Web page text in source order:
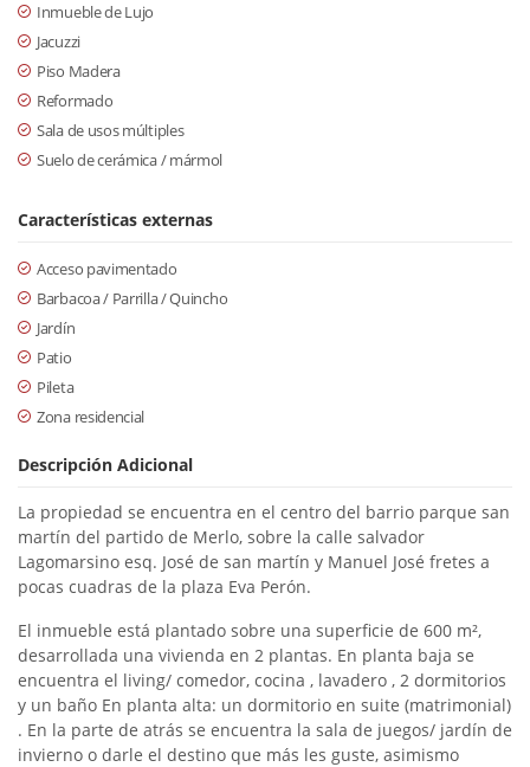
Inmueble de Lujo
Jacuzzi
Piso Madera
Reformado
Sala de usos múltiples
Suelo de cerámica / mármol
Características externas
Acceso pavimentado
Barbacoa / Parrilla / Quincho
Jardín
Patio
Pileta
Zona residencial
Descripción Adicional
La propiedad se encuentra en el centro del barrio parque san
martín del partido de Merlo, sobre la calle salvador
Lagomarsino esq. José de san martín y Manuel José fretes a
pocas cuadras de la plaza Eva Perón.
El inmueble está plantado sobre una superficie de 600 m²,
desarrollada una vivienda en 2 plantas. En planta baja se
encuentra el living/ comedor, cocina , lavadero , 2 dormitorios
y un baño En planta alta: un dormitorio en suite (matrimonial)
. En la parte de atrás se encuentra la sala de juegos/ jardín de
invierno o darle el destino que más les guste, asimismo